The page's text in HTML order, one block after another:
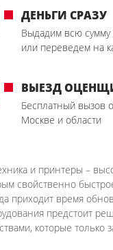
ДЕНЬГИ СРАЗУ
Выдадим всю
или переведем на
ВЫЕЗД
Бесплатный вызов
Москве и области
и принтеры –
свойственно
приходит время
предстоит
которые только